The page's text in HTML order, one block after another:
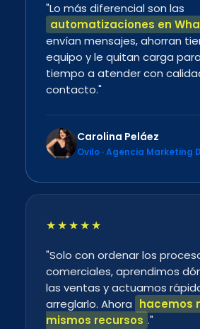
"Lo más diferencial son las
automatizaciones en
envían mensajes, ahorran
equipo y le quitan carga
tiempo a atender con
contacto."
Carolina Peláez
Ovilo · Agencia Marketing
★★★★★
"Solo con ordenar los
comerciales, aprendimos
las ventas y actuamos
arreglarlo. Ahora hacemos
mismos recursos ."